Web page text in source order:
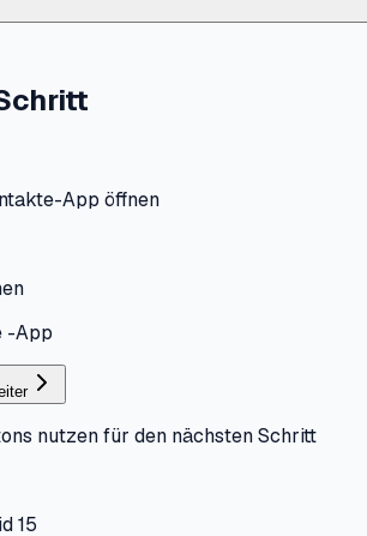
App öffnen
-App
nutzen für den nächsten Schritt
15